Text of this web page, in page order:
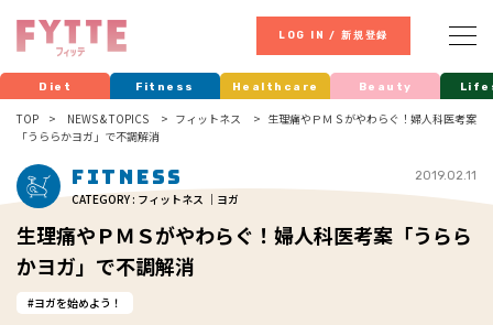
LOG IN / 新規登録
Diet Fitness Healthcare Beauty
TOP NEWS & TOPICS フィットネス
生理痛やＰＭＳがやわらぐ！婦人科医考案
「うららかヨガ」で不調解消
Fitness
CATEGORY : フィットネス ｜ヨガ
2019.02.11
生理痛やＰＭＳがやわらぐ！婦人科医考案「うらら
かヨガ」で不調解消
ヨガを始めよう！